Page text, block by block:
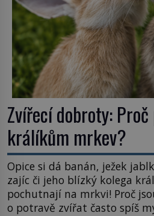
Zvířecí dobroty:
králíkům mrkev?
Opice si dá banán, ježek
zajíc či jeho blízký kolega
pochutnají na mrkvi! Proč
o potravě zvířat často spíš